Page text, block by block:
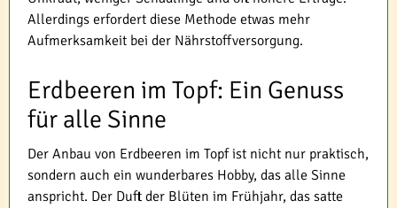
Allerdings erfordert diese Methode etwas mehr
Aufmerksamkeit bei der Nährstoffversorgung.
Erdbeeren im Topf: Ein Genuss
für alle Sinne
Der Anbau von Erdbeeren im Topf ist nicht nur praktisch,
sondern auch ein wunderbares Hobby, das alle Sinne
anspricht. Der Duft der Blüten im Frühjahr, das satte